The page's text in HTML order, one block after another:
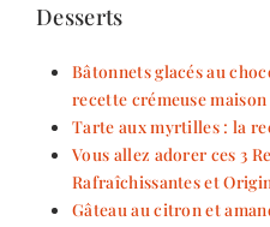
Desserts
Bâtonnets glacés au
recette crémeuse maison
Tarte aux myrtilles : la
Vous allez adorer ces 3
Rafraîchissantes et
Gâteau au citron et